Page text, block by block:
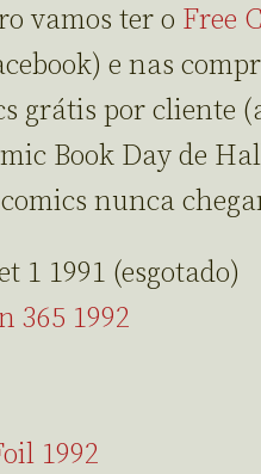
vamos ter o Free
e nas
grátis por cliente
Book Day de
nunca
1991 (esgotado)
365 1992
1992